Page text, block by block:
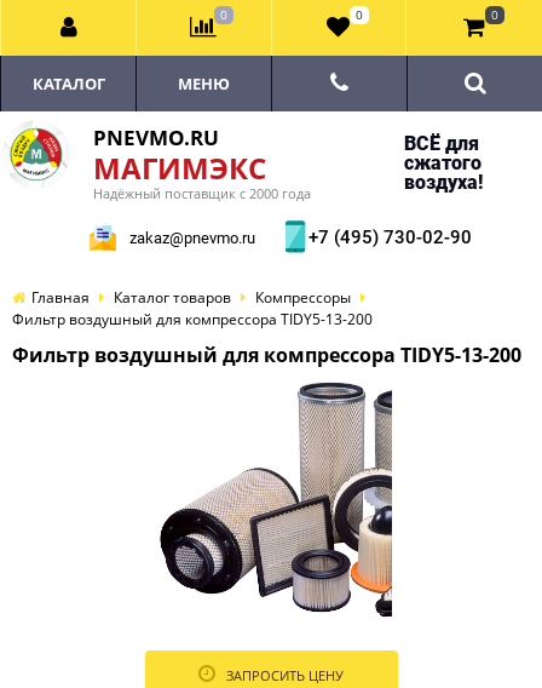
PNEVMO.RU
МАГИМЭКС
Надёжный поставщик с 2000 года
ВСЁ для
сжатого
воздуха!
zakaz@pnevmo.ru +7 (495) 730-02-90
КАТАЛОГ МЕНЮ
Главная Каталог товаров
Компрессоры
Фильтр воздушный для компрессора TIDY5-13-200
Фильтр воздушный для компрессора TIDY5-13-200
ЗАПРОСИТЬ ЦЕНУ
0 0 0